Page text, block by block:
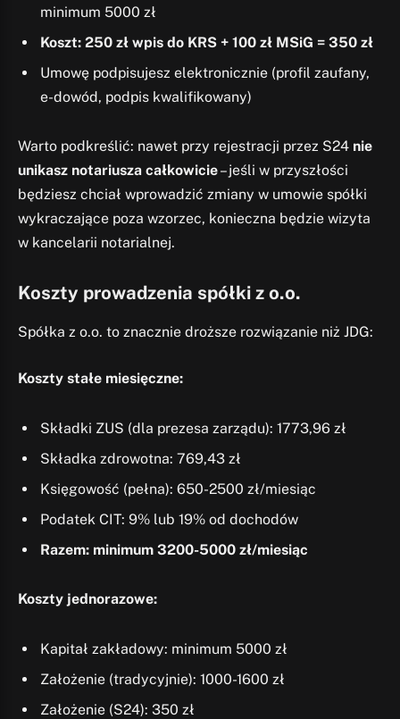
minimum 5000 zł
Koszt: 250 zł wpis do KRS + 100 zł MSiG = 350 zł
Umowę podpisujesz elektronicznie (profil zaufany,
e-dowód, podpis kwalifikowany)
Warto podkreślić: nawet przy rejestracji przez S24 nie
unikasz notariusza całkowicie– jeśli w przyszłości
będziesz chciał wprowadzić zmiany w umowie spółki
wykraczające poza wzorzec, konieczna będzie wizyta
w kancelarii notarialnej.
Koszty prowadzenia spółki z o.o.
Spółka z o.o. to znacznie droższe rozwiązanie niż JDG:
Koszty stałe miesięczne:
Składki ZUS (dla prezesa zarządu): 1773,96 zł
Składka zdrowotna: 769,43 zł
Księgowość (pełna): 650-2500 zł/miesiąc
Podatek CIT: 9% lub 19% od dochodów
Razem: minimum 3200-5000 zł/miesiąc
Koszty jednorazowe:
Kapitał zakładowy: minimum 5000 zł
Założenie (tradycyjnie): 1000-1600 zł
Założenie (S24): 350 zł